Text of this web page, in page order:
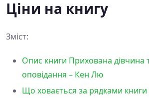
Ціни на книгу
Зміст:
Опис книги Прихована дівчина
оповідання – Кен Лю
Що ховається за рядками